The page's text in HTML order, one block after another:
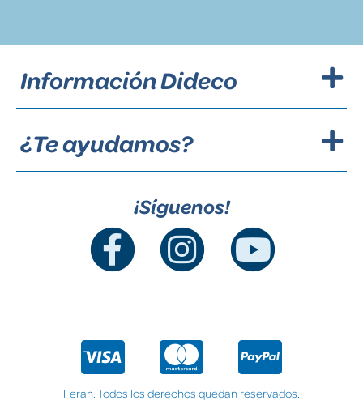
Información Dideco
¿Te ayudamos?
¡Síguenos!
Feran. Todos los derechos quedan reservados.